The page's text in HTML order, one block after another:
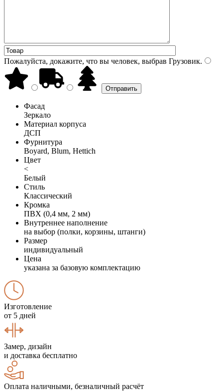
Пожалуйста, докажите, что вы человек, выбрав Грузовик.
Фасад
Зеркало
Материал корпуса
ДСП
Фурнитура
Boyard, Blum, Hettich
Цвет
<
Белый
Стиль
Классический
Кромка
ПВХ (0,4 мм, 2 мм)
Внутреннее наполнение
на выбор (полки, корзины, штанги)
Размер
индивидуальный
Цена
указана за базовую комплектацию
Изготовление
от 5 дней
Замер, дизайн
и доставка бесплатно
Оплата наличными, безналичный расчёт